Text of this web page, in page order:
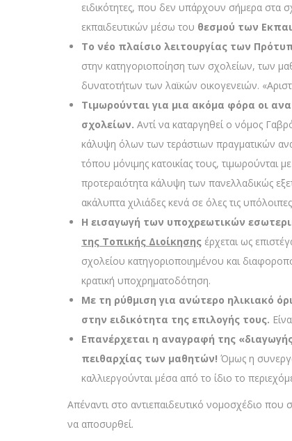
ειδικότητες, που δεν υπάρχουν σήμερα στα
εκπαιδευτικών μέσω του θεσμού των
Το νέο πλαίσιο λειτουργίας των
στην κατηγοριοποίηση των σχολείων, των
δυνατοτήτων των λαϊκών οικογενειών.
Τιμωρούνται για μια ακόμα φόρα οι
σχολείων. Αντί να καταργηθεί ο νόμος
κάλυψη όλων των τεράστιων πραγματικών
τόπου μόνιμης κατοικίας τους, τιμωρούνται
προτεραιότητα κάλυψη των πανελλαδικώς
ακάλυπτα χιλιάδες κενά σε όλες τις υπόλοιπες
Η εισαγωγή των υποχρεωτικών
της Τοπικής Διοίκησης έρχεται ως
σχολείου κατηγοριοποιημένου και
κρατική υποχρηματοδότηση.
Με τη ρύθμιση για ανώτερο ηλικιακό
στην ειδικότητα της επιλογής τους.
Επανέρχεται η αναγραφή της
πειθαρχίας των μαθητών! Όμως η
καλλιεργούνται μέσα από το ίδιο το
Απέναντι στο αντιεπαιδευτικό νομοσχέδιο
να αποσυρθεί.